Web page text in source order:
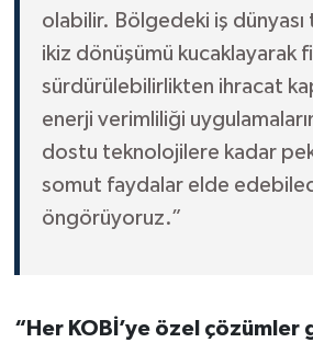
olabilir. Bölgedeki iş
ikiz dönüşümü kucaklayarak
sürdürülebilirlikten ihracat
enerji verimliliği
dostu teknolojilere kadar
somut faydalar elde
öngörüyoruz.”
“Her KOBİ’ye özel